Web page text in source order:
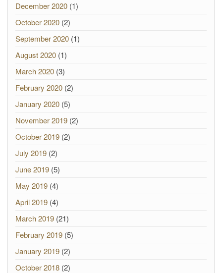
December 2020 (1)
October 2020 (2)
September 2020 (1)
August 2020 (1)
March 2020 (3)
February 2020 (2)
January 2020 (5)
November 2019 (2)
October 2019 (2)
July 2019 (2)
June 2019 (5)
May 2019 (4)
April 2019 (4)
March 2019 (21)
February 2019 (5)
January 2019 (2)
October 2018 (2)